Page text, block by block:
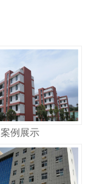
案例展示